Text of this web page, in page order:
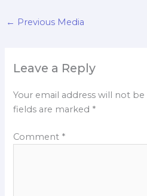
← Previous Media
Leave a Reply
Your email address will not
fields are marked *
Comment *